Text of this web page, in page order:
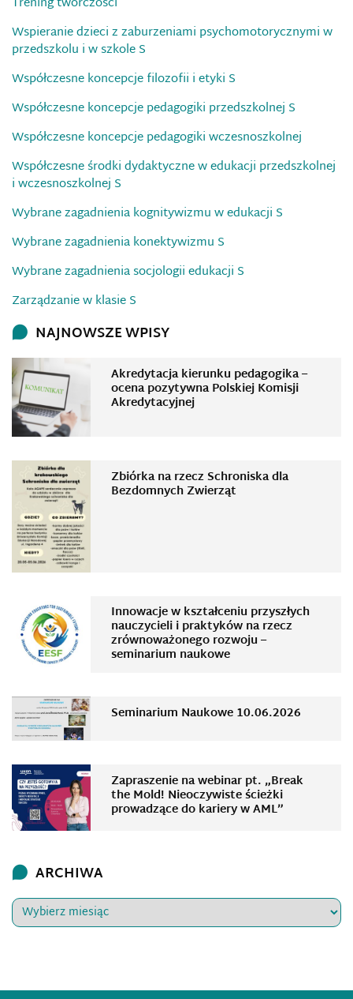
Wspieranie dzieci z zaburzeniami psychomotorycznymi w
przedszkolu i w szkole S
Współczesne koncepcje filozofii i etyki S
Współczesne koncepcje pedagogiki przedszkolnej S
Współczesne koncepcje pedagogiki wczesnoszkolnej
Współczesne środki dydaktyczne w edukacji przedszkolnej
i wczesnoszkolnej S
Wybrane zagadnienia kognitywizmu w edukacji S
Wybrane zagadnienia konektywizmu S
Wybrane zagadnienia socjologii edukacji S
Zarządzanie w klasie S
NAJNOWSZE WPISY
Akredytacja kierunku pedagogika –
ocena pozytywna Polskiej Komisji
Akredytacyjnej
Zbiórka na rzecz Schroniska dla
Bezdomnych Zwierząt
Innowacje w kształceniu przyszłych
nauczycieli i praktyków na rzecz
zrównoważonego rozwoju –
seminarium naukowe
Seminarium Naukowe 10.06.2026
Zapraszenie na webinar pt. „Break
the Mold! Nieoczywiste ścieżki
prowadzące do kariery w AML”
ARCHIWA